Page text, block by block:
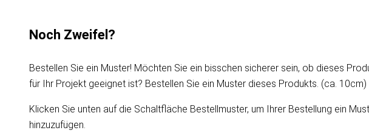
Noch Zweifel?
Bestellen Sie ein Muster! Möchten Sie ein bisschen sicherer sein, ob dieses
für Ihr Projekt geeignet ist? Bestellen Sie ein Muster dieses Produkts. (ca. 10cm)
Klicken Sie unten auf die Schaltfläche Bestellmuster, um Ihrer Bestellung ein
hinzuzufügen.